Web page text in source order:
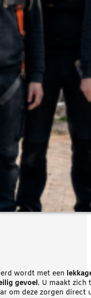
wordt met een
gevoel. U maakt
om deze zorgen direct